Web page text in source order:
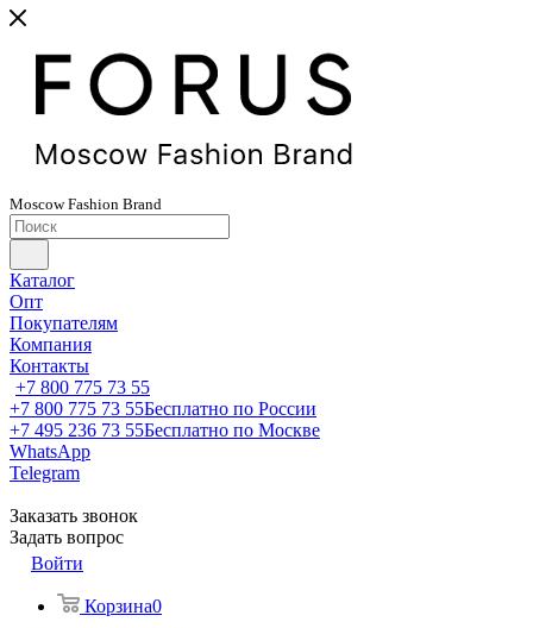
MoscowFashion Brand
Каталог
Опт
Покупателям
Компания
Контакты
+7 800 775 73 55
+7 800 775 73 55Бесплатно по России
+7 495 236 73 55Бесплатно по Москве
WhatsApp
Telegram
Заказать звонок
Задать вопрос
Войти
Корзина0